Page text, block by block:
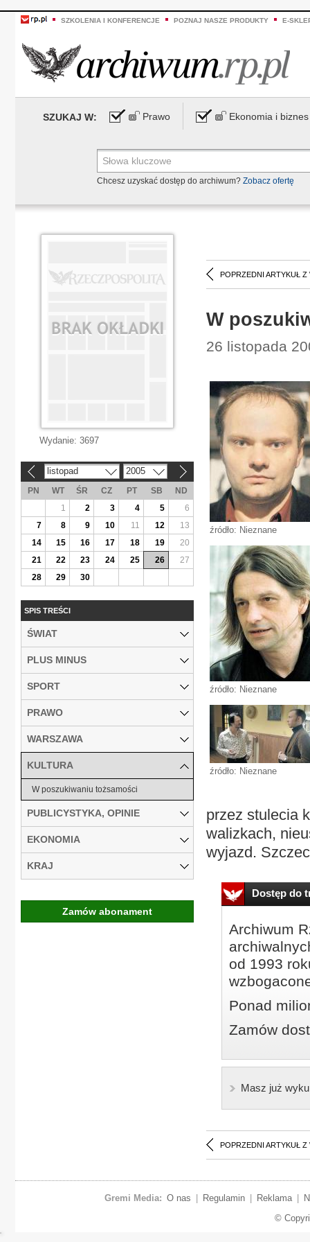
SZKOLENIA I KONFERENCJE POZNAJ NASZE PRODUKTY E-
SZUKAJ W: Prawo Ekonomia i biznes
Chcesz uzyskać dostęp do archiwum? Zobacz ofertę
POPRZEDNI ARTYKUŁ Z
W
26 listopada
źródło: Nieznane
źródło: Nieznane
źródło: Nieznane
przez stulecia
walizkach,
wyjazd.
Dostęp do
Archiwum
od 1993
Ponad
Zamów
Masz już
POPRZEDNI ARTYKUŁ Z
Wydanie: 3697
listopad 2005
PN WT ŚR CZ PT SB
ND
1
2 3 4 5
6
7
8 9 10 11 12
13
14
15 16 17 18 19
20
21
22 23 24 25 26
27
28
29 30
SPIS TREŚCI
ŚWIAT
PLUS MINUS
SPORT
PRAWO
WARSZAWA
KULTURA
W poszukiwaniu tożsamości
PUBLICYSTYKA, OPINIE
EKONOMIA
KRAJ
Zamów abonament
Gremi Media: O nas Regulamin Reklama
©